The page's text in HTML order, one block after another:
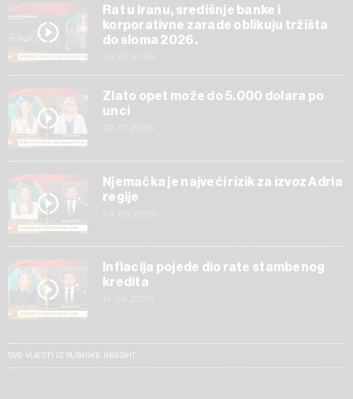
Rat u Iranu, središnje banke i
korporativne zarade oblikuju tržišta
do sloma 2026.
Zlato opet može do 5.000 dolara po
unci
Njemačka je najveći rizik za izvoz Adria
regije
Inflacija pojede dio rate stambenog
kredita
SVE VIJESTI IZ RUBRIKE INSIGHT